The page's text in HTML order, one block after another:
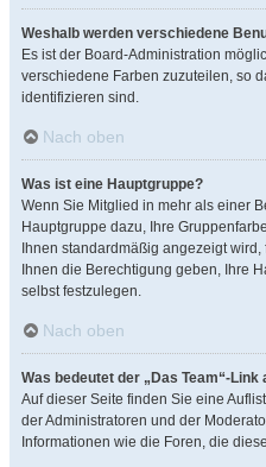
Weshalb werden verschiedene
Es ist der Board-Administration
verschiedene Farben zuzuteilen, so
identifizieren sind.
Nach oben
Was ist eine Hauptgruppe?
Wenn Sie Mitglied in mehr als einer
Hauptgruppe dazu, Ihre
Ihnen standardmäßig angezeigt
Ihnen die Berechtigung geben, Ihre
selbst festzulegen.
Nach oben
Was bedeutet der „Das Team“-
Auf dieser Seite finden Sie eine
der Administratoren und der
Informationen wie die Foren, die